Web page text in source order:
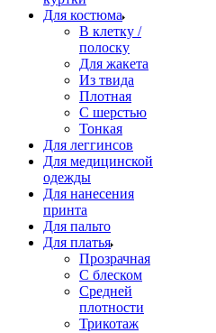
Для костюма
В клетку /
полоску
Для жакета
Из твида
Плотная
С шерстью
Тонкая
Для леггинсов
Для медицинской
одежды
Для нанесения
принта
Для пальто
Для платья
Прозрачная
С блеском
Средней
плотности
Трикотаж